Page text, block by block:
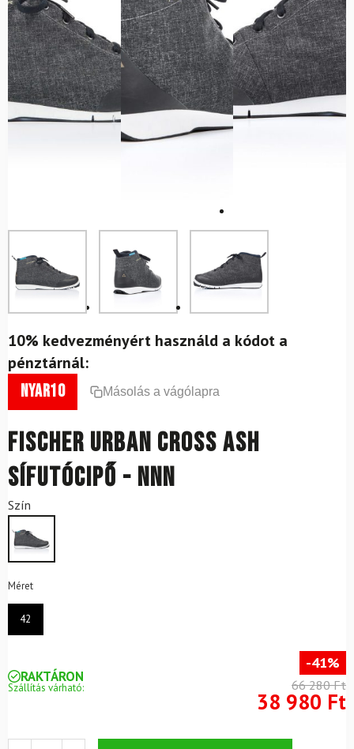
10% kedvezményért használd a kódot a
pénztárnál:
nyar10 Másolás a vágólapra
FISCHER Urban Cross ASH
sífutócipő - NNN
Szín
Méret
42
RAKTÁRON
Szállítás várható:
-41%
66 280 Ft
38 980 Ft